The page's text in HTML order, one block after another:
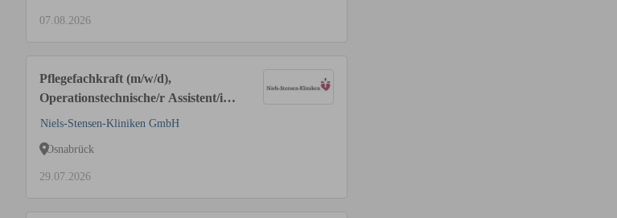
07.08.2026
Pflegefachkraft (m/w/d),
Operationstechnische/r Assistent/in
(OTA) (m/w/d) oder Medizinische/r
Pflege-Abteilung
Niels-Stensen-Kliniken GmbH
Osnabrück
29.07.2026